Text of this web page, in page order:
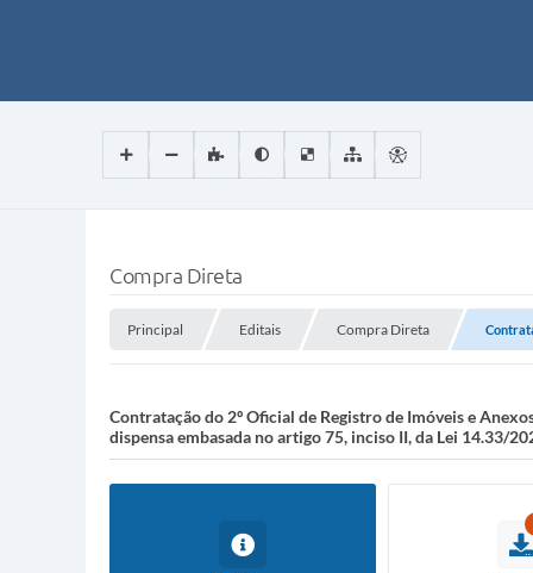
Compra Direta
Principal Editais Compra Direta
Contratação do 2º Oficial de Registro de Imóveis e
dispensa embasada no artigo 75, inciso II, da Lei 14.33/